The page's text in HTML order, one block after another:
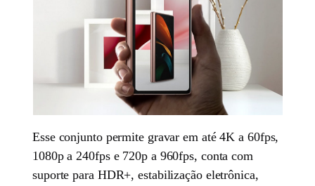
Esse conjunto permite gravar em até 4K a 60fps,
1080p a 240fps e 720p a 960fps, conta com
suporte para HDR+, estabilização eletrônica,